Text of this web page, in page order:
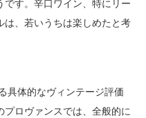
す。辛口ワイン、特にリー
は、若いうちは楽しめたと考
具体的なヴィンテージ評価
ロヴァンスでは、全般的に